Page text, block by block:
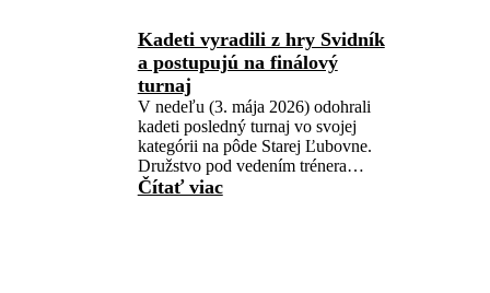
Kadeti vyradili z hry Svidník
a postupujú na finálový
turnaj
V nedeľu (3. mája 2026) odohrali
kadeti posledný turnaj vo svojej
kategórii na pôde Starej Ľubovne.
Družstvo pod vedením trénera…
Čítať viac